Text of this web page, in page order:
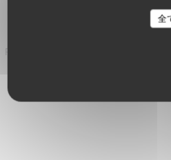
全
PAPEETE